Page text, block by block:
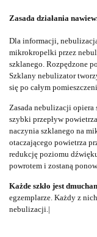
Zasada działania
Dla informacji,
mikrokropelki przez
szklanego. Rozpędzone
Szklany nebulizator
się po całym
Zasada nebulizacji opiera
szybki przepływ
naczynia szklanego na
otaczającego powietrza
redukcję poziomu
powrotem i zostaną
Każde szkło jest
egzemplarze. Każdy z
nebulizacji.|